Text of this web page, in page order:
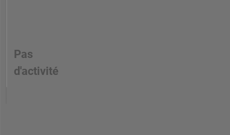
Pas
d'activité